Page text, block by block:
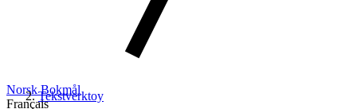
Norsk Bokmål
Français
Tekstverktoy